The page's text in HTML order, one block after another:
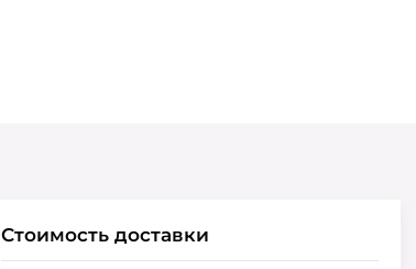
Стоимость доставки